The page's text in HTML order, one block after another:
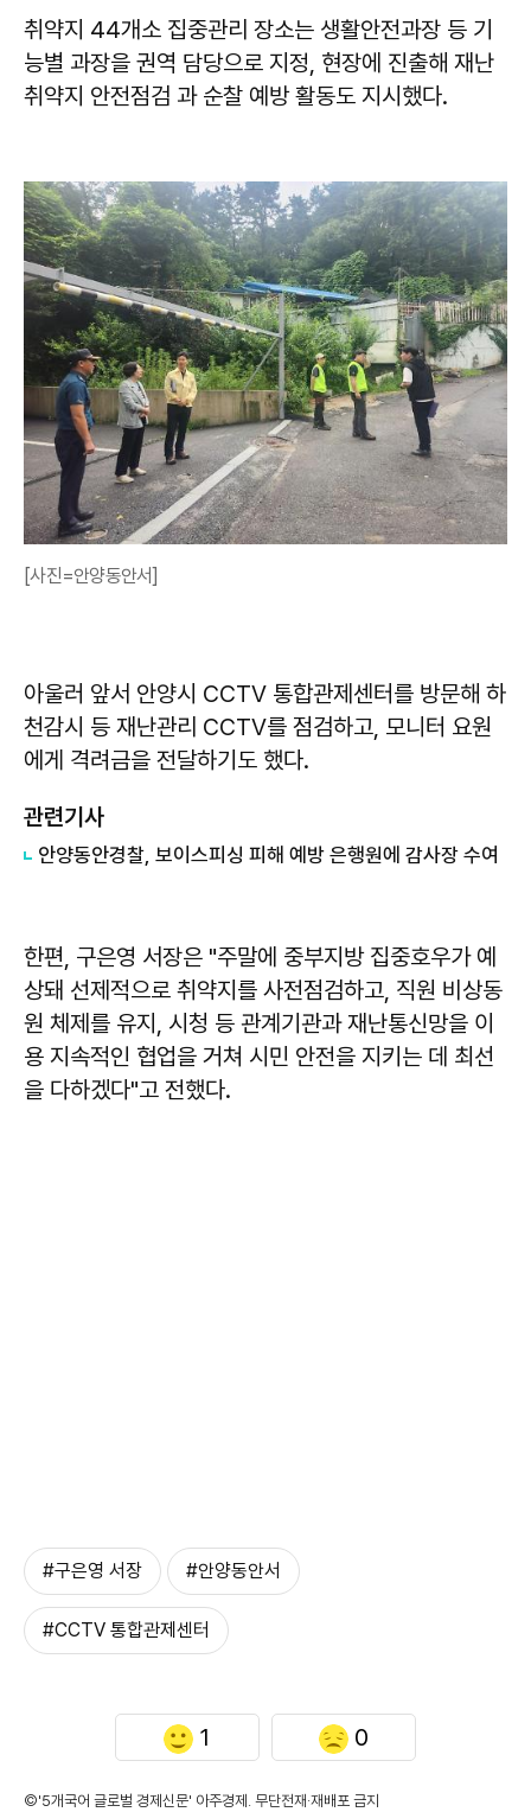
취약지 44개소 집중관리 장소는 생활안전과장 등 기
능별 과장을 권역 담당으로 지정, 현장에 진출해 재난
취약지 안전점검 과 순찰 예방 활동도 지시했다.
[사진=안양동안서]
아울러 앞서 안양시 CCTV 통합관제센터를 방문해 하
천감시 등 재난관리 CCTV를 점검하고, 모니터 요원
에게 격려금을 전달하기도 했다.
관련기사
안양동안경찰, 보이스피싱 피해 예방 은행원에 감사장 수여
한편, 구은영 서장은 "주말에 중부지방 집중호우가 예
상돼 선제적으로 취약지를 사전점검하고, 직원 비상동
원 체제를 유지, 시청 등 관계기관과 재난통신망을 이
용 지속적인 협업을 거쳐 시민 안전을 지키는 데 최선
을 다하겠다"고 전했다.
#구은영 서장 #안양동안서
#CCTV 통합관제센터
1 0
©'5개국어 글로벌 경제신문' 아주경제. 무단전재·재배포 금지